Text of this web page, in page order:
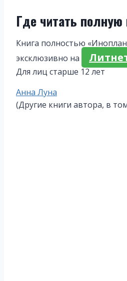
Где читать полную
Книга полностью
эксклюзивно на
Для лиц старше 12 лет
Метки
записи:
Анна Луна
(Другие книги автора, в